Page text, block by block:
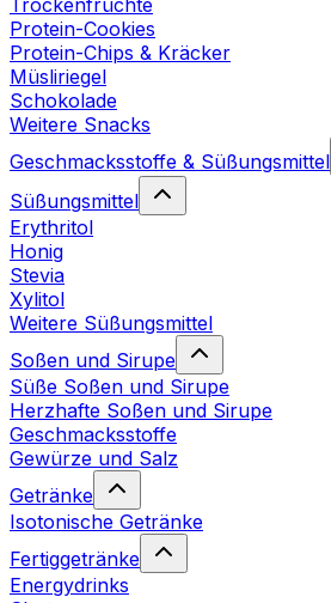
Trockenfrüchte
Protein-Cookies
Protein-Chips & Kräcker
Müsliriegel
Schokolade
Weitere Snacks
Geschmacksstoffe & Süßungsmittel
Süßungsmittel
Erythritol
Honig
Stevia
Xylitol
Weitere Süßungsmittel
Soßen und Sirupe
Süße Soßen und Sirupe
Herzhafte Soßen und Sirupe
Geschmacksstoffe
Gewürze und Salz
Getränke
Isotonische Getränke
Fertiggetränke
Energydrinks